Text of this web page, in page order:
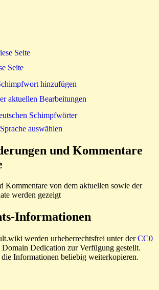
Seite
Seite
hinzufügen
aktuellen Bearbeitungen
Schimpfwörter
auswählen
und Kommentare
Kommentare von dem aktuellen sowie der
werden gezeigt
Informationen
werden urheberrechtsfrei unter derCC0
Dedication zur Verfügung gestellt.
Informationen beliebig weiterkopieren.